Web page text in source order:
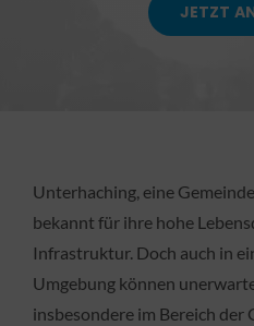
JETZT
Unterhaching, eine
bekannt für ihre hohe
Infrastruktur. Doch auch in
Umgebung können
insbesondere im Bereich